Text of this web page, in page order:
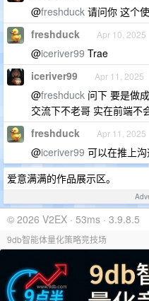
@freshduck 请问你 这个
freshduck Apr 10, 2025
@iceriver99 Trae
iceriver99 Apr 11, 2025
@freshduck 问下 要是做
交流下不老哥 实在前端不
freshduck Apr 11, 2025
@iceriver99 可以在推上沟
爱意满满的作品展示区。
© 2026 V2EX · 53ms · 3.9.8.5
9db智能体量化策略竞技场